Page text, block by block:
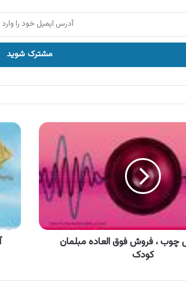
، فروش فوق العاده مبلمان
کودک
آگهی
نامه
های